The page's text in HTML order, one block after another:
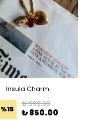
Insula Charm
%15
₺ 999.90
₺ 850.00